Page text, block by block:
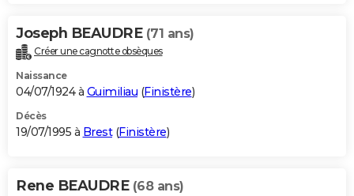
Joseph BEAUDRE (71 ans)
Créer une cagnotte obsèques
Naissance
04/07/1924 à Guimiliau (Finistère)
Décès
19/07/1995 à Brest(Finistère)
Rene BEAUDRE (68 ans)